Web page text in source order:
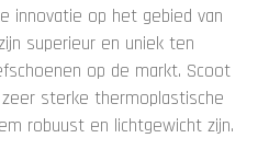
innovatie op het gebied van
superieur en uniek ten
op de markt. Scoot
sterke thermoplastische
robuust en lichtgewicht zijn.